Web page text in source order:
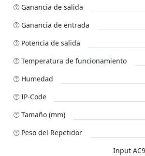
Ganancia de salida
Ganancia de entrada
Potencia de salida
Temperatura de funcionamiento
Humedad
IP-Code
Tamaño (mm)
Peso del Repetidor
Input